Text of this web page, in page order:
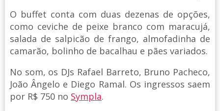
O buffet conta com duas dezenas de opções,
como ceviche de peixe branco com maracujá,
salada de salpicão de frango, almofadinha de
camarão, bolinho de bacalhau e pães variados.
No som, os DJs Rafael Barreto, Bruno Pacheco,
João Ângelo e Diego Ramal. Os ingressos saem
por R$ 750 no Sympla.